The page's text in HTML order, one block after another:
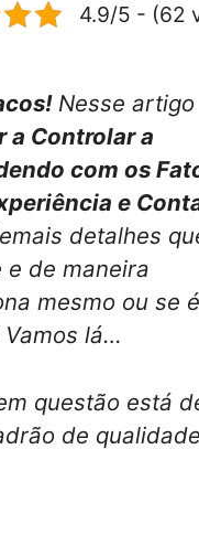
4.9/5 - (62
Nesse artigo
a Controlar a
com os
e
detalhes
de maneira
mesmo ou se é
lá…
questão está
de